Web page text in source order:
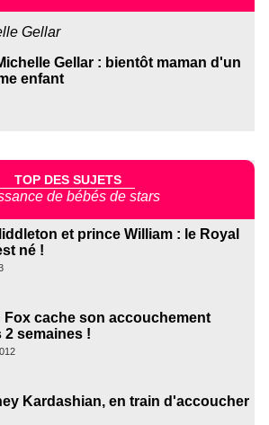
Gellar
Gellar : bientôt maman d'un
enfant
TOP DES SUJETS
de bébés de stars
et prince William : le Royal
né !
Fox cache son accouchement
2 semaines !
Kardashian, en train d'accoucher